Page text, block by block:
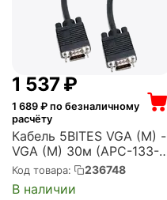
1 537₽
1 689 ₽ по безналичному
расчёту
Кабель 5BITES VGA (M) -
VGA (M) 30м (APC-133-
300)
Код товара: 236748
В наличии